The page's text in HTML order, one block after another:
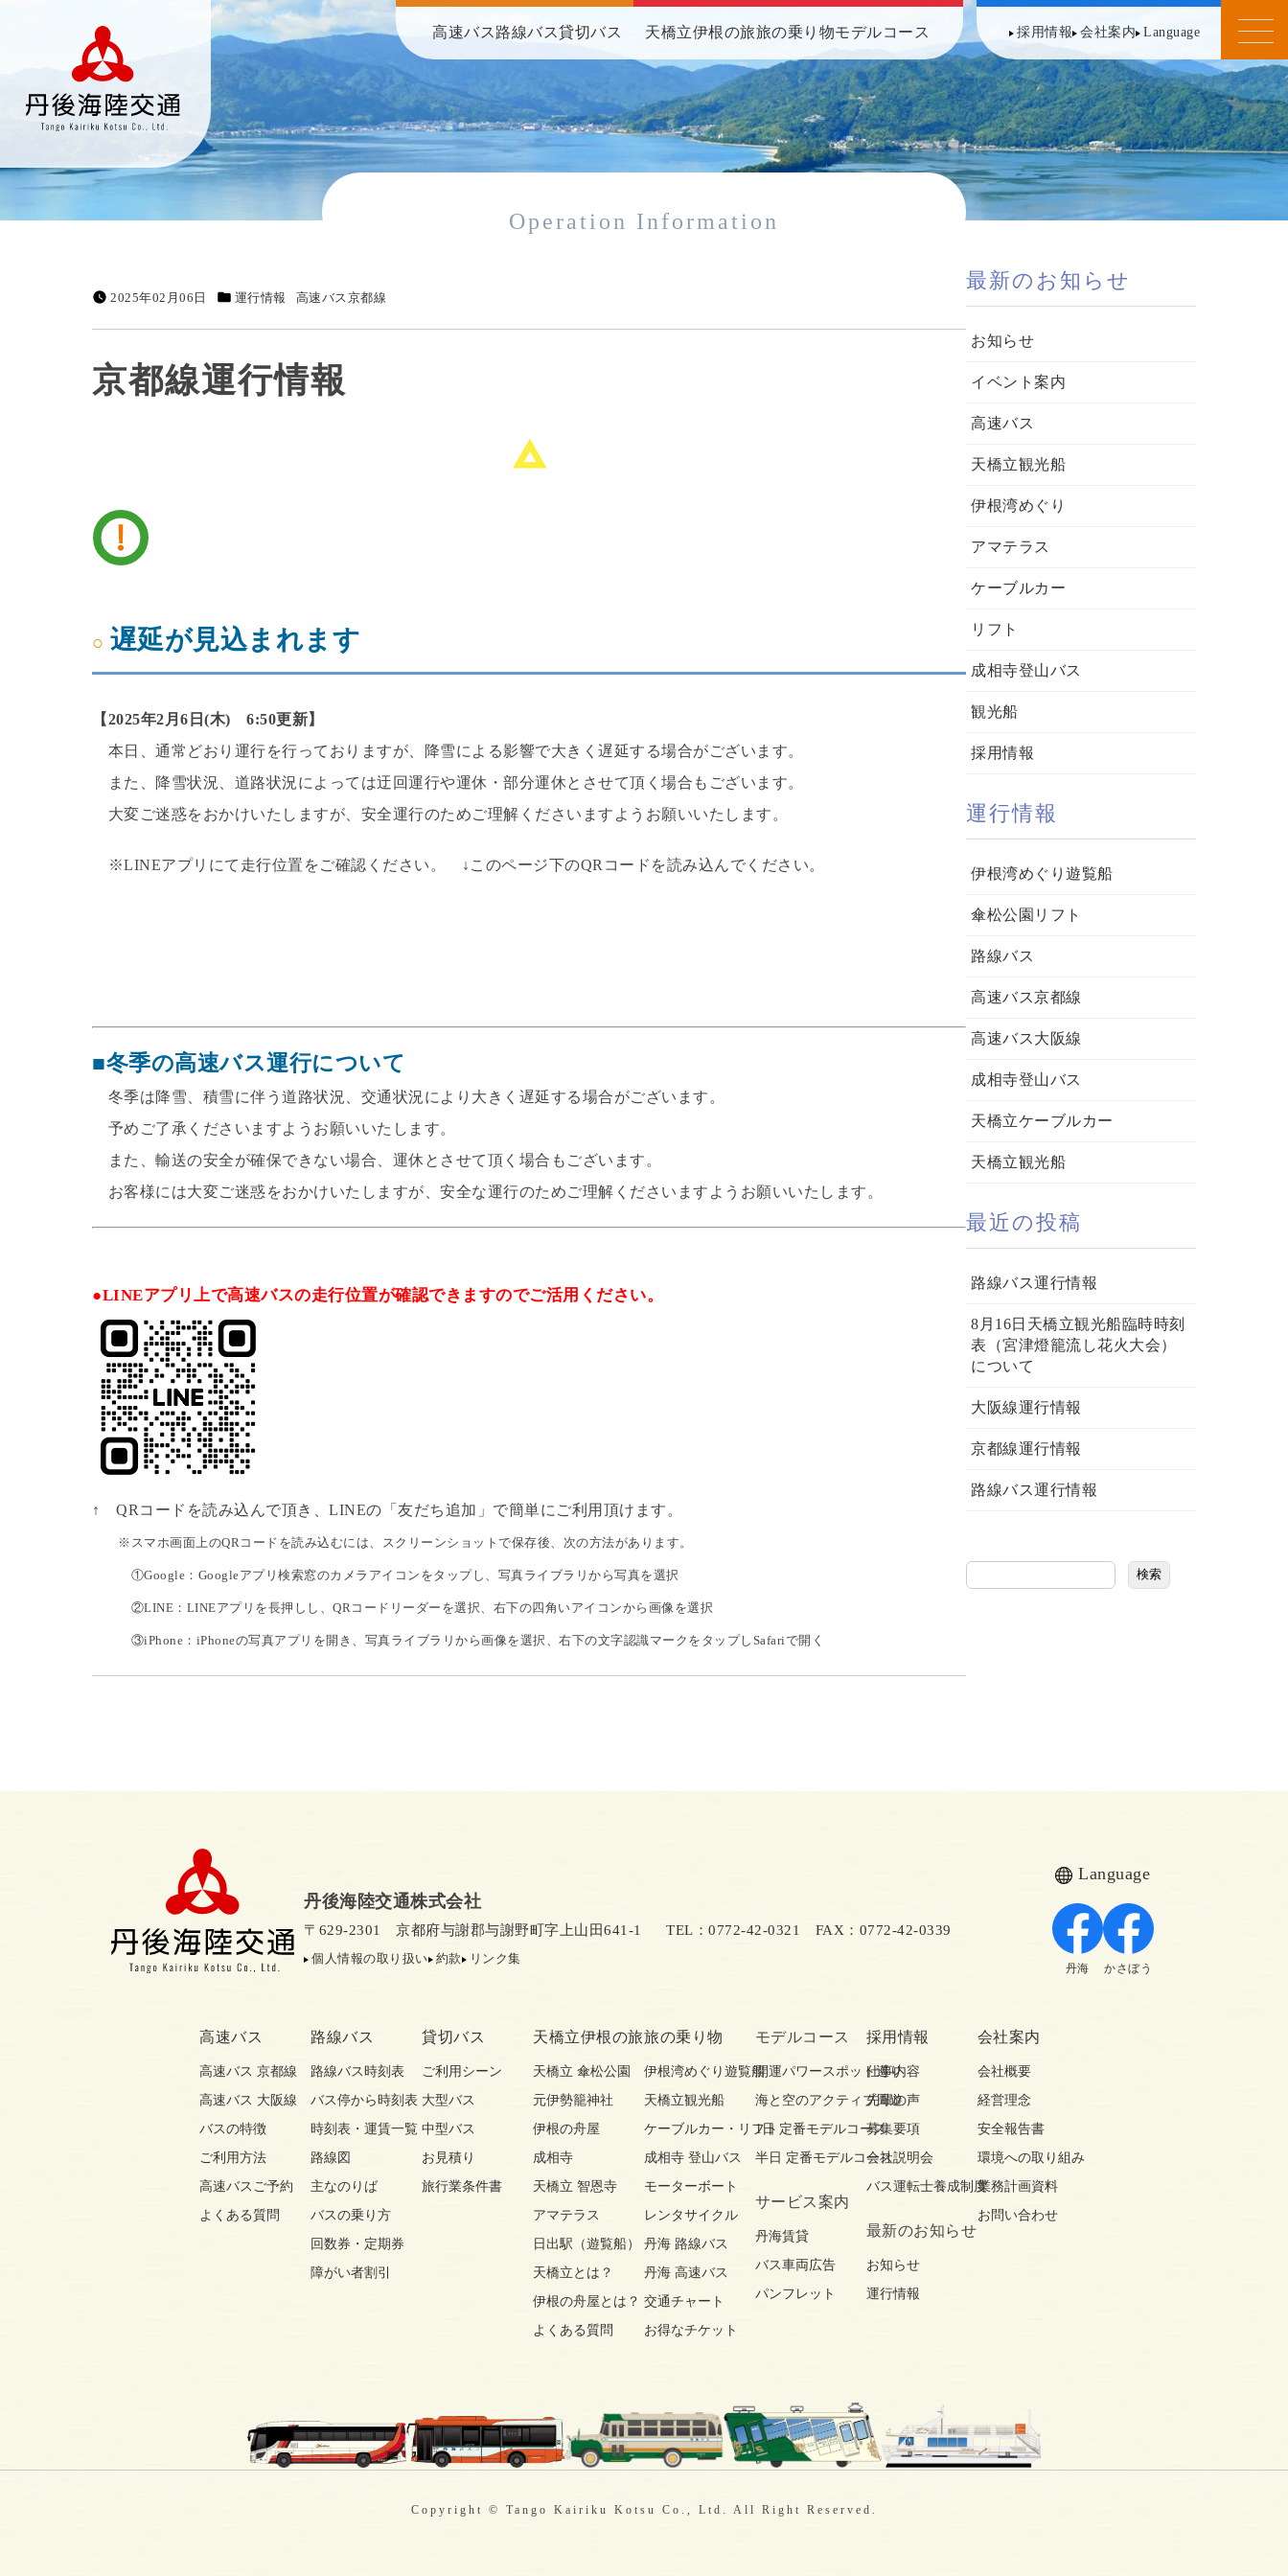
高速バス路線バス貸切バス 天橋立伊根の旅旅の乗り物モデルコース 採用情報 会社案内 Language
Operation Information
2025年02月06日 運行情報 高速バス京都線
京都線運行情報
遅延が見込まれます
【2025年2月6日(木) 6:50更新】
本日、通常どおり運行を行っておりますが、降雪による影響で大きく遅延する場合がございます。
また、降雪状況、道路状況によっては迂回運行や運休・部分運休とさせて頂く場合もございます。
大変ご迷惑をおかけいたしますが、安全運行のためご理解くださいますようお願いいたします。
※LINEアプリにて走行位置をご確認ください。 ↓このページ下のQRコードを読み込んでください。
■冬季の高速バス運行について
冬季は降雪、積雪に伴う道路状況、交通状況により大きく遅延する場合がございます。
予めご了承くださいますようお願いいたします。
また、輸送の安全が確保できない場合、運休とさせて頂く場合もございます。
お客様には大変ご迷惑をおかけいたしますが、安全な運行のためご理解くださいますようお願いいたします。
●LINEアプリ上で高速バスの走行位置が確認できますのでご活用ください。
↑ QRコードを読み込んで頂き、LINEの「友だち追加」で簡単にご利用頂けます。
※スマホ画面上のQRコードを読み込むには、スクリーンショットで保存後、次の方法があります。
①Google：Googleアプリ検索窓のカメラアイコンをタップし、写真ライブラリから写真を選択
②LINE：LINEアプリを長押しし、QRコードリーダーを選択、右下の四角いアイコンから画像を選択
③iPhone：iPhoneの写真アプリを開き、写真ライブラリから画像を選択、右下の文字認識マークをタップしSafariで開く
最新のお知らせ
お知らせ
イベント案内
高速バス
天橋立観光船
伊根湾めぐり
アマテラス
ケーブルカー
リフト
成相寺登山バス
観光船
採用情報
運行情報
伊根湾めぐり遊覧船
傘松公園リフト
路線バス
高速バス京都線
高速バス大阪線
成相寺登山バス
天橋立ケーブルカー
天橋立観光船
最近の投稿
路線バス運行情報
8月16日天橋立観光船臨時時刻
表（宮津燈籠流し花火大会）
について
大阪線運行情報
京都線運行情報
路線バス運行情報
検索
丹後海陸交通株式会社
〒629-2301 京都府与謝郡与謝野町字上山田641-1 TEL：0772-42-0321 FAX：0772-42-0339
個人情報の取り扱い 約款 リンク集
Language
丹海 かさぼう
高速バス
高速バス 京都線
高速バス 大阪線
バスの特徴
ご利用方法
高速バスご予約
よくある質問
路線バス
路線バス時刻表
バス停から時刻表
時刻表・運賃一覧
路線図
主なのりば
バスの乗り方
回数券・定期券
障がい者割引
貸切バス
ご利用シーン
大型バス
中型バス
お見積り
旅行業条件書
天橋立伊根の旅
天橋立 傘松公園
元伊勢籠神社
伊根の舟屋
成相寺
天橋立 智恩寺
アマテラス
日出駅（遊覧船）
天橋立とは？
伊根の舟屋とは？
よくある質問
旅の乗り物
伊根湾めぐり遊覧船
天橋立観光船
ケーブルカー・リフト
成相寺 登山バス
モーターボート
レンタサイクル
丹海 路線バス
丹海 高速バス
交通チャート
お得なチケット
モデルコース
開運パワースポット巡り
海と空のアクティブ周遊
1日 定番モデルコース
半日 定番モデルコース
サービス案内
丹海賃貸
バス車両広告
パンフレット
採用情報
仕事内容
先輩の声
募集要項
会社説明会
バス運転士養成制度
最新のお知らせ
お知らせ
運行情報
会社案内
会社概要
経営理念
安全報告書
環境への取り組み
業務計画資料
お問い合わせ
Copyright © Tango Kairiku Kotsu Co., Ltd. All Right Reserved.